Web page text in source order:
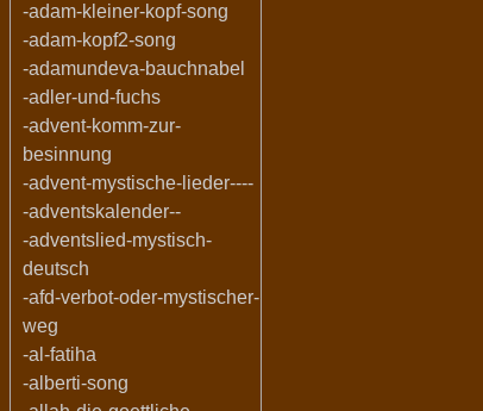
-adam-kleiner-kopf-song
-adam-kopf2-song
-adamundeva-bauchnabel
-adler-und-fuchs
-advent-komm-zur-
besinnung
-advent-mystische-lieder----
-adventskalender--
-adventslied-mystisch-
deutsch
-afd-verbot-oder-mystischer-
weg
-al-fatiha
-alberti-song